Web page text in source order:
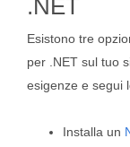
.NET
Esistono tre
per .NET sul tuo
esigenze e segui
Installa un